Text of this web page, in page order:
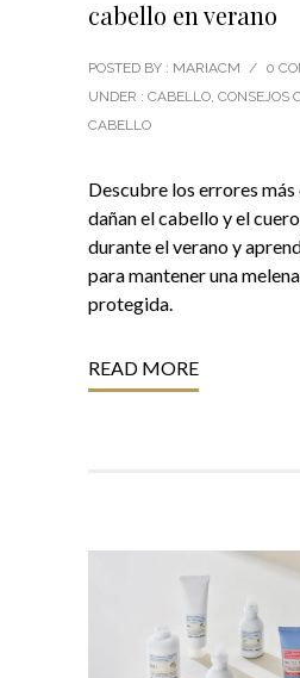
cabello en verano
POSTED BY : MARIACM / 0
UNDER : CABELLO, CONSEJOS
CABELLO
Descubre los errores más
dañan el cabello y el
durante el verano y
para mantener una
protegida.
READ MORE